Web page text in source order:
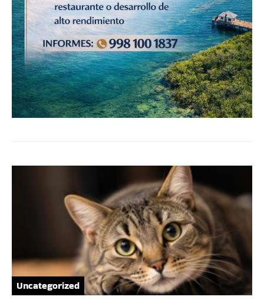
Uncategorized